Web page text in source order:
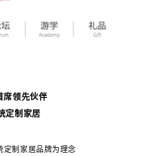
席领先伙伴
定制家居
定制家居品牌为理念